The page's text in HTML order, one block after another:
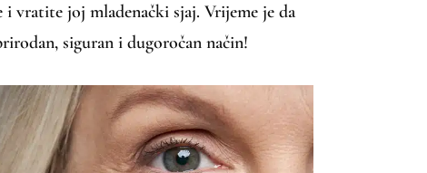
i vratite joj mladenački sjaj. Vrijeme je da
siguran i dugoročan način!